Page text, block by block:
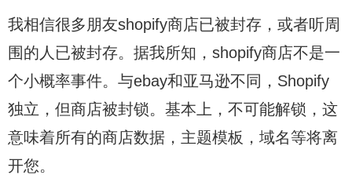
我相信很多朋友shopify商店已被封存，或者听周
围的人已被封存。据我所知，shopify商店不是一
个小概率事件。与ebay和亚马逊不同，Shopify
独立，但商店被封锁。基本上，不可能解锁，这
意味着所有的商店数据，主题模板，域名等将离
开您。